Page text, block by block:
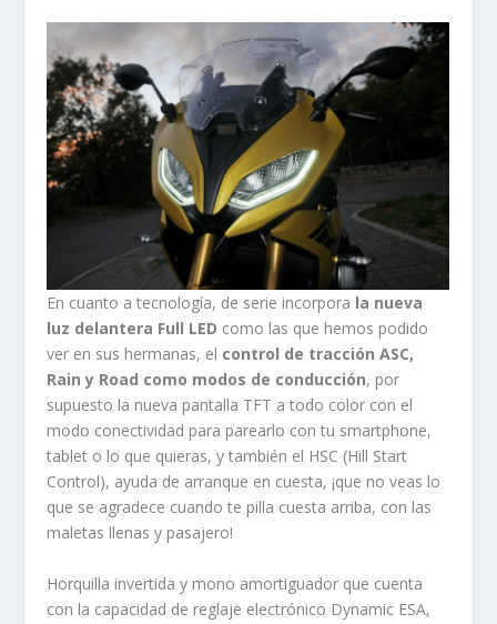
En cuanto a tecnología, de serie incorpora la nueva
luz delantera Full LED como las que hemos podido
ver en sus hermanas, el control de tracción ASC,
Rain y Road como modos de conducción, por
supuesto la nueva pantalla TFT a todo color con el
modo conectividad para parearlo con tu smartphone,
tablet o lo que quieras, y también el HSC (Hill Start
Control), ayuda de arranque en cuesta, ¡que no veas lo
que se agradece cuando te pilla cuesta arriba, con las
maletas llenas y pasajero!
Horquilla invertida y mono amortiguador que cuenta
con la capacidad de reglaje electrónico Dynamic ESA,